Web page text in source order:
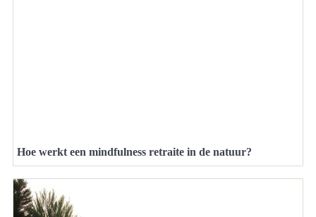
Hoe werkt een mindfulness retraite in de natuur?